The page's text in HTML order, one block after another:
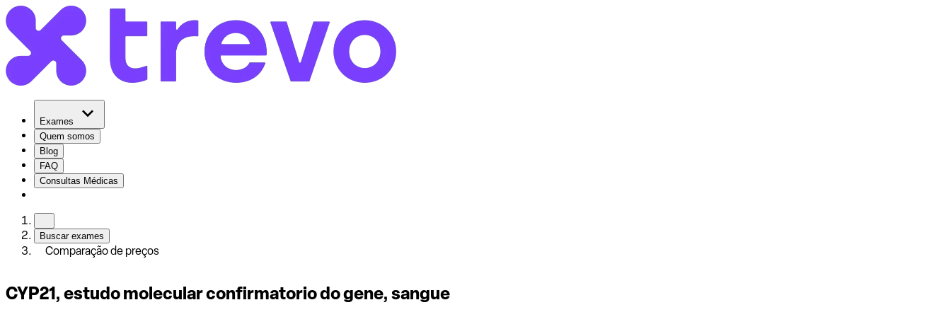
Exames
Quem somos
Blog
FAQ
Consultas Médicas
Buscar exames
Comparação de preços
CYP21, estudo molecular confirmatorio do gene, sangue